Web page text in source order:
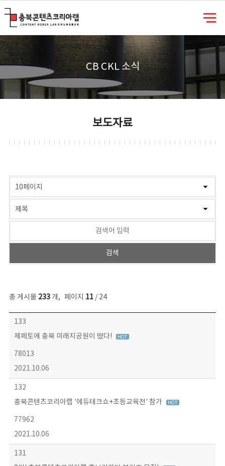
CB CKL 소식
보도자료
총 게시물 233개, 페이지 11/ 24
보도자료 목록 - 번호, 제목, 작성자, 파일, 조회수, 작성일 정보 제공
133
제페토에 충북 미래지공원이 떴다!
78013
2021.10.06
132
충북콘텐츠코리아랩 '에듀테크쇼+초등교육전' 참가
77962
2021.10.06
131